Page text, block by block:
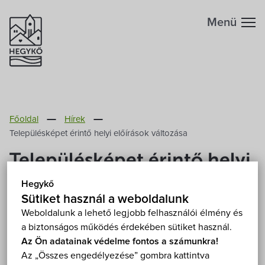
Hegykő
Sütiket használ a weboldalunk
Weboldalunk a lehető legjobb felhasználói élmény és
a biztonságos működés érdekében sütiket használ.
Az Ön adatainak védelme fontos a számunkra!
Az „Összes engedélyezése” gombra kattintva
Megközelítés
Fontos telefonszámok
Földrajzi adottság
Éghajlat
Szabadidő
Éttermek
Programok
Menü
Főoldal
Hírek
Településképet érintő helyi előírások változása
Településképet érintő helyi
előírások változása
2023. Január 6.
A Képviselő-testület módosította a településképi